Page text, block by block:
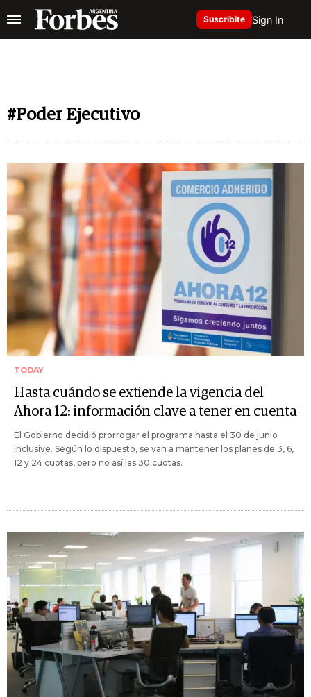
Suscribite Sign In
#Poder Ejecutivo
TODAY
Hasta cuándo se extiende la vigencia del
Ahora 12: información clave a tener en cuenta
El Gobierno decidió prorrogar el programa hasta el 30 de junio
inclusive. Según lo dispuesto, se van a mantener los planes de 3, 6,
12 y 24 cuotas, pero no así las 30 cuotas.